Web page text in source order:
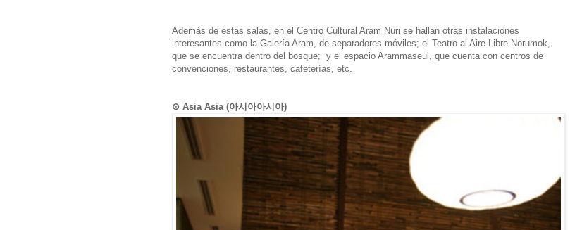
Además de estas salas, en el Centro Cultural Aram Nuri se hallan otras instalaciones
interesantes como la Galería Aram, de separadores móviles; el Teatro al Aire Libre Norumok,
que se encuentra dentro del bosque; y el espacio Arammaseul, que cuenta con centros de
convenciones, restaurantes, cafeterías, etc.
⊙ Asia Asia (아시아아시아)